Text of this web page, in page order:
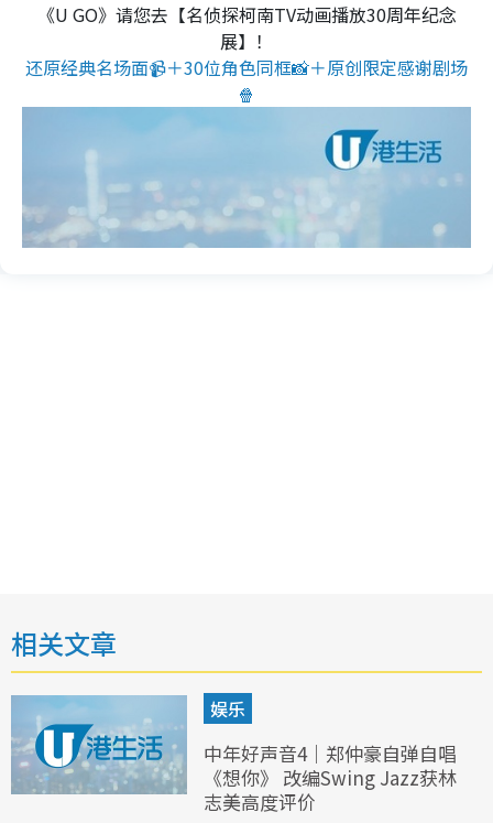
《U GO》请您去【名侦探柯南TV动画播放30周年纪念
展】！
还原经典名场面📹＋30位角色同框📸＋原创限定感谢剧场
🍿
相关文章
娱乐
中年好声音4｜郑仲豪自弹自唱
《想你》 改编Swing Jazz获林
志美高度评价